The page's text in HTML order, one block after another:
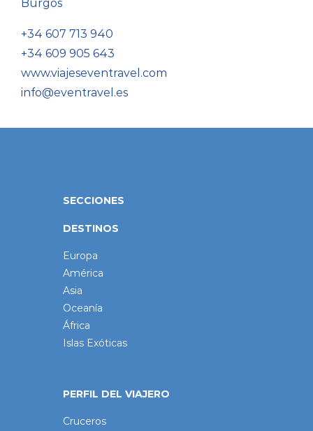
Burgos
+34 607 713 940
+34 609 905 643
www.viajeseventravel.com
info@eventravel.es
SECCIONES
DESTINOS
Europa
América
Asia
Oceanía
África
Islas Exóticas
PERFIL DEL VIAJERO
Cruceros